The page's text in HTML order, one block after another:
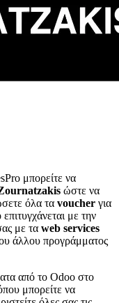
μπορείτε να
ώστε να
όλα τα voucher για
με την
με τα web services
άλλου προγράμματος
από το Odoo στο
μπορείτε να